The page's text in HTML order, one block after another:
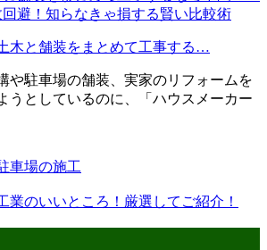
木と舗装をまとめて工事する…
や駐車場の舗装、実家のリフォームを
うとしているのに、「ハウスメーカー
車場の施工
業のいいところ！厳選してご紹介！